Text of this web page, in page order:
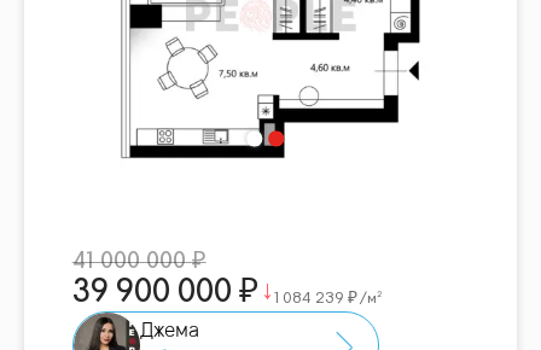
41 000 000
39 900 000 1 084 239 /м²
Джема